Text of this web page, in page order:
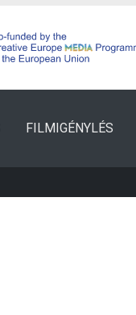
FILMIGÉNYLÉS